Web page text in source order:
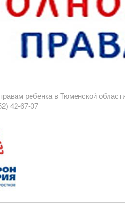
ребенка в Тюменской
42-67-07